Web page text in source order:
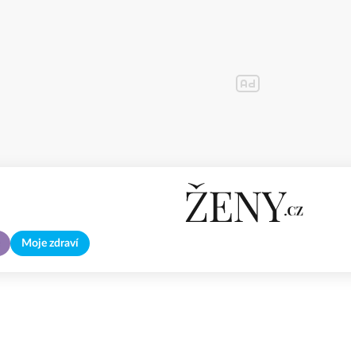
Moje zdraví